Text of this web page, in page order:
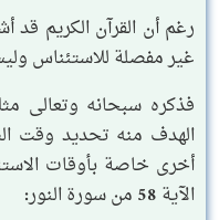
رغم أن القرآن الكريم قد
غير مفصلة للاستئناس
فذكره سبحانه وتعالى
الهدف منه تحديد وقت
أخرى خاصة بأوقات
الآية 58 من سورة النور: